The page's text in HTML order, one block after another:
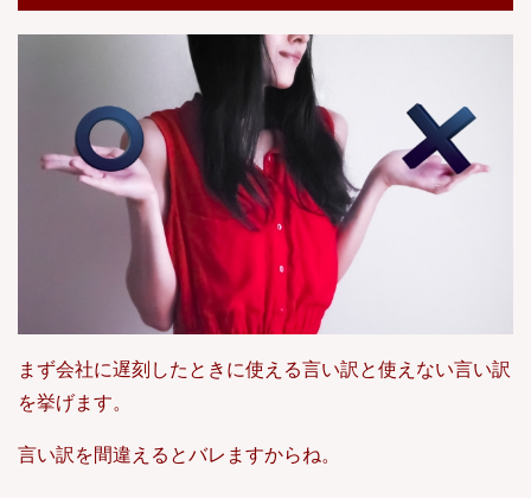
まず会社に遅刻したときに使える言い訳と使えない言い訳
を挙げます。
言い訳を間違えるとバレますからね。